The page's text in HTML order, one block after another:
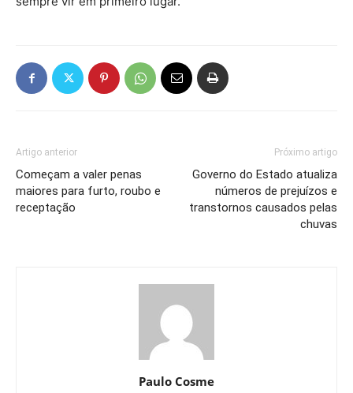
Artigo anterior
Começam a valer penas
maiores para furto, roubo e
receptação
Próximo artigo
Governo do Estado atualiza
números de prejuízos e
transtornos causados pelas
chuvas
Paulo Cosme